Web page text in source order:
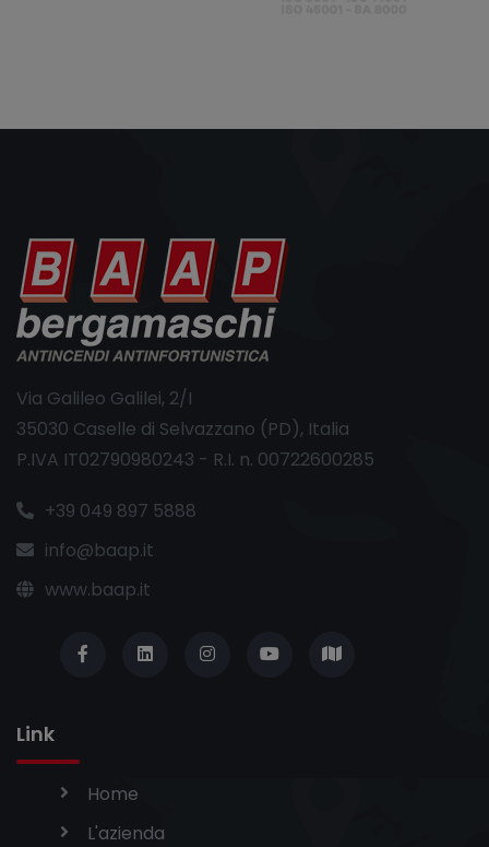
Via Galileo Galilei, 2/I
35030 Caselle di Selvazzano (PD), Italia
P.IVA IT02790980243 - R.I. n. 00722600285
+39 049 897 5888
info@baap.it
www.baap.it
Link
Home
L'azienda